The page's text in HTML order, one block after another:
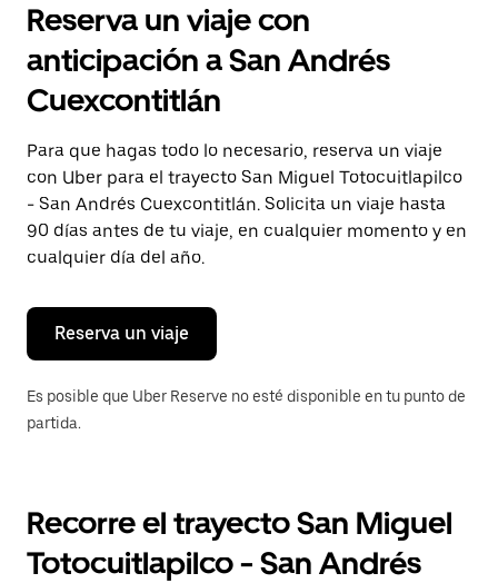
el
y
selecciona
una
Presiona
la
tecla Esc
para
cerrar
el
calendario.
Reserva un viaje con
anticipación a San Andrés
Cuexcontitlán
Para que hagas todo lo necesario, reserva un viaje
con Uber para el trayecto San Miguel Totocuitlapilco
- San Andrés Cuexcontitlán. Solicita un viaje hasta
90 días antes de tu viaje, en cualquier momento y en
cualquier día del año.
Reserva un viaje
Es posible que Uber Reserve no esté disponible en tu punto de
partida.
Recorre el trayecto San Miguel
Totocuitlapilco - San Andrés